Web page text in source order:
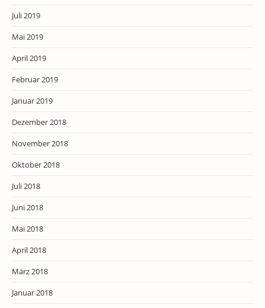
Juli 2019
Mai 2019
April 2019
Februar 2019
Januar 2019
Dezember 2018
November 2018
Oktober 2018
Juli 2018
Juni 2018
Mai 2018
April 2018
März 2018
Januar 2018